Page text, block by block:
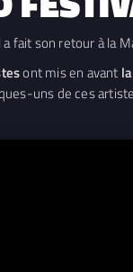
fait son retour à la
ont mis en avant
uns de ces